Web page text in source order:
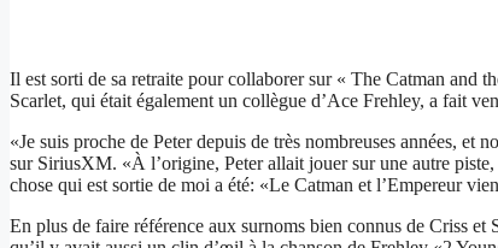
Il est sorti de sa retraite pour collaborer sur « The Catman and
Scarlet, qui était également un collègue d’Ace Frehley, a fait
«Je suis proche de Peter depuis de très nombreuses années, et
sur SiriusXM. «À l’origine, Peter allait jouer sur une autre
chose qui est sortie de moi a été: «Le Catman et l’Empereur
En plus de faire référence aux surnoms bien connus de Criss et